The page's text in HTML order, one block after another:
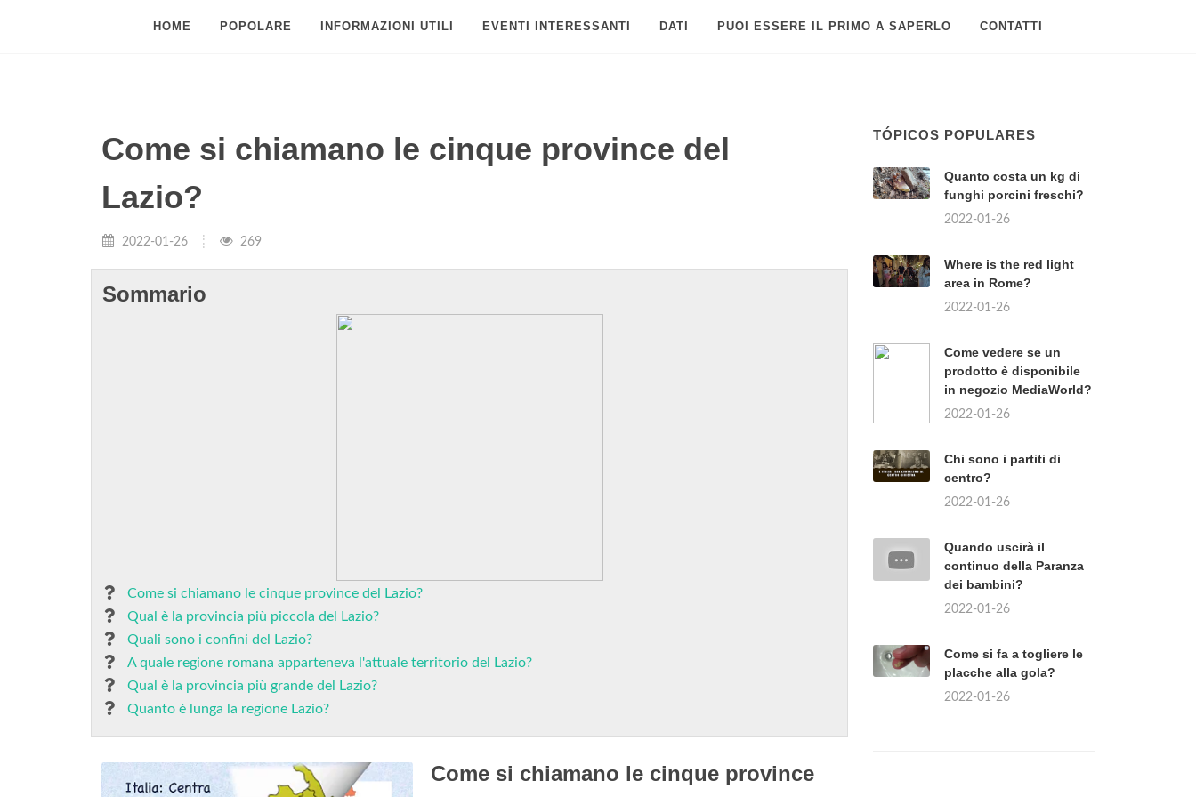
HOME POPOLARE INFORMAZIONI UTILI EVENTI INTERESSANTI DATI PUOI ESSERE IL PRIMO A SAPERLO CONTATTI
Come si chiamano le cinque province del
Lazio?
2022-01-26 269
Sommario
Come si chiamano le cinque province del Lazio?
Qual è la provincia più piccola del Lazio?
Quali sono i confini del Lazio?
A quale regione romana apparteneva l'attuale territorio del Lazio?
Qual è la provincia più grande del Lazio?
Quanto è lunga la regione Lazio?
Come si chiamano le cinque province
TÓPICOS POPULARES
Quanto costa un kg di
funghi porcini freschi?
2022-01-26
Where is the red light
area in Rome?
2022-01-26
Come vedere se un
prodotto è disponibile
in negozio MediaWorld?
2022-01-26
Chi sono i partiti di
centro?
2022-01-26
Quando uscirà il
continuo della Paranza
dei bambini?
2022-01-26
Come si fa a togliere le
placche alla gola?
2022-01-26